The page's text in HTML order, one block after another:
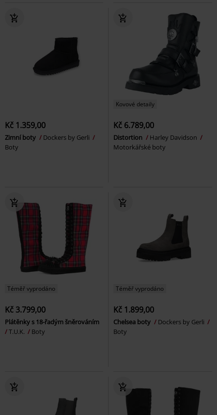
Kč 1.359,00
Zimní boty
Dockers by Gerli
Boty
Kovové detaily
Kč 6.789,00
Distortion
Harley Davidson
Motorkářské boty
Téměř vyprodáno
Kč 3.799,00
Plátěnky s 18-řadým šněrováním
T.U.K.
Boty
Téměř vyprodáno
Kč 1.899,00
Chelsea boty
Dockers by Gerli
Boty